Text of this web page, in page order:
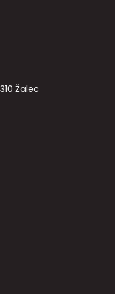
Žalec